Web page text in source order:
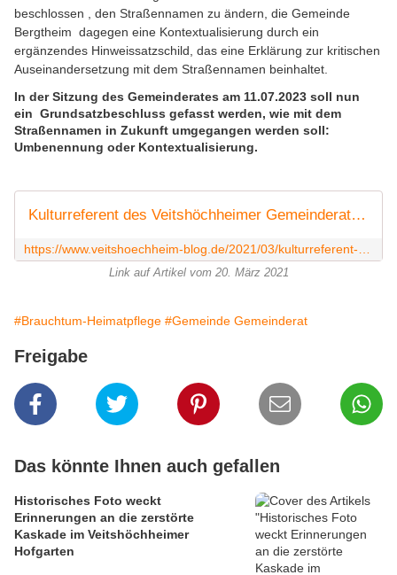
beschlossen , den Straßennamen zu ändern, die Gemeinde
Bergtheim dagegen eine Kontextualisierung durch ein
ergänzendes Hinweissatzschild, das eine Erklärung zur kritischen
Auseinandersetzung mit dem Straßennamen beinhaltet.
In der Sitzung des Gemeinderates am 11.07.2023 soll nun
ein Grundsatzbeschluss gefasst werden, wie mit dem
Straßennamen in Zukunft umgegangen werden soll:
Umbenennung oder Kontextualisierung.
Kulturreferent des Veitshöchheimer Gemeinderates: NIKOLAUS FEY eignet sich nicht als Namenspatron für eine Straße - Dazu auch die Meinung von Marc Zenner - Veitshöchheim News
Link auf Artikel vom 20. März 2021
#Brauchtum-Heimatpflege #Gemeinde Gemeinderat
Freigabe
Das könnte Ihnen auch gefallen
Historisches Foto weckt
Erinnerungen an die zerstörte
Kaskade im Veitshöchheimer
Hofgarten